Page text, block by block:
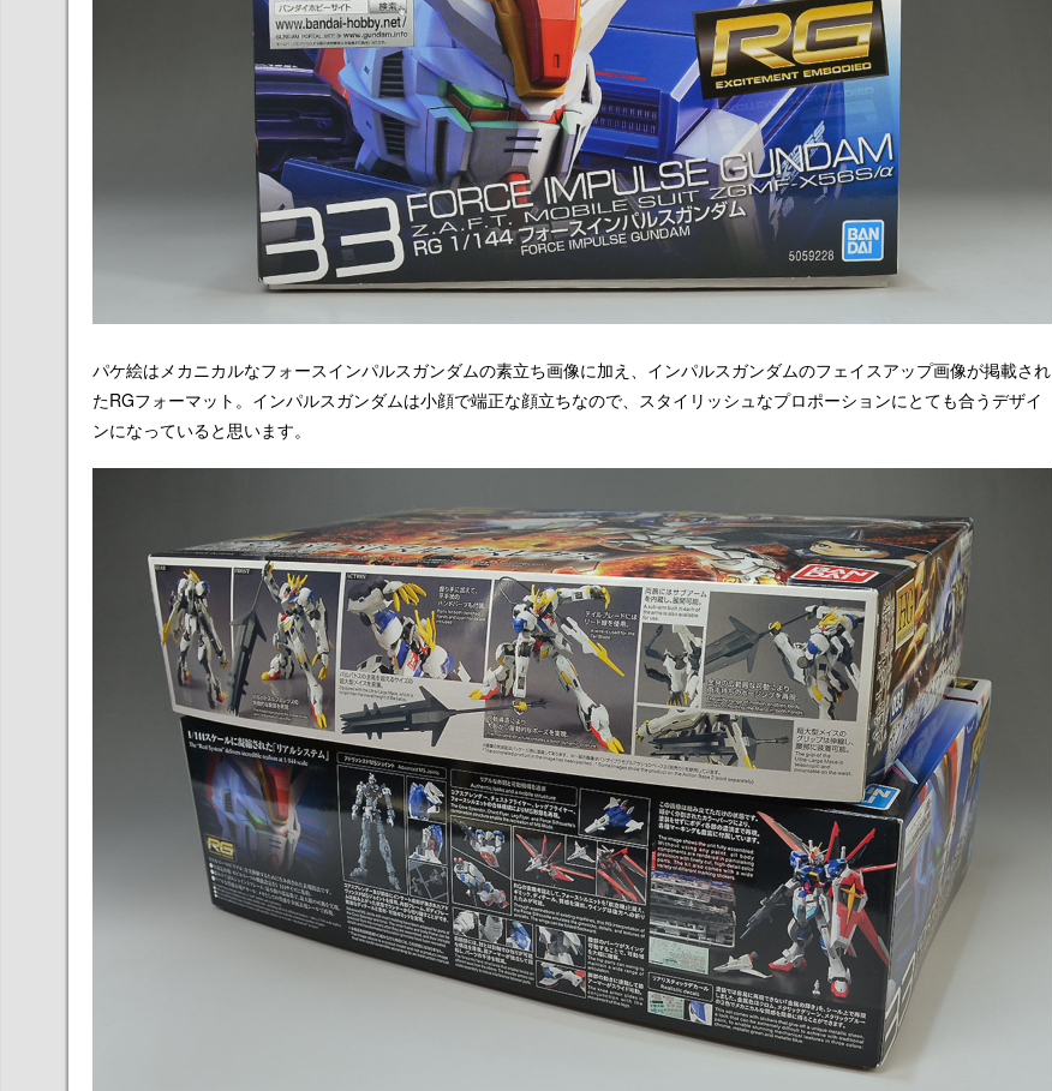
パケ絵はメカニカルなフォースインパルスガンダムの素立ち画像に加え、インパルスガンダムのフェイスアップ画像が掲載され
たRGフォーマット。インパルスガンダムは小顔で端正な顔立ちなので、スタイリッシュなプロポーションにとても合うデザイ
ンになっていると思います。